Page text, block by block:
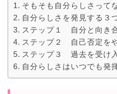
そもそも自分らしさって
自分らしさを発見する３
ステップ１ 自分と向き
ステップ２ 自己否定を
ステップ３ 過去を受け
自分らしさはいつでも発